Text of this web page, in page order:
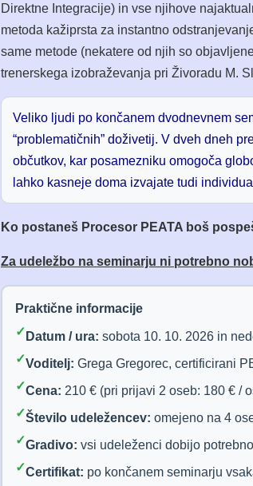
Direktne Integracije) in vse njihove
metoda kažiprsta za instantno
same metode (nekatere od njih so
trenerskega izobraževanja pri Živoradu M.
Veliko ljudi po končanem dvodnevnem
“problematičnih” doživetij. V dveh dneh
občutkov, kar posamezniku omogoča
lahko kasneje doma izvajate tudi
Ko postaneš Procesor PEATA boš
Za udeležbo na seminarju ni potrebno
Praktične informacije
✓ Datum / ura: sobota 10. 10. 2026 in
✓Voditelj: Grega Gregorec, certificirani
✓Cena: 210 € (pri prijavi 2 oseb: 180 € /
✓Število udeležencev: omejeno na 4
✓Gradivo: vsi udeleženci dobijo
✓Certifikat: po končanem seminarju